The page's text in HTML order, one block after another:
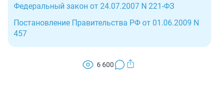
Федеральный закон от 24.07.2007 N 221-ФЗ
Постановление Правительства РФ от 01.06.2009 N
457
6 600